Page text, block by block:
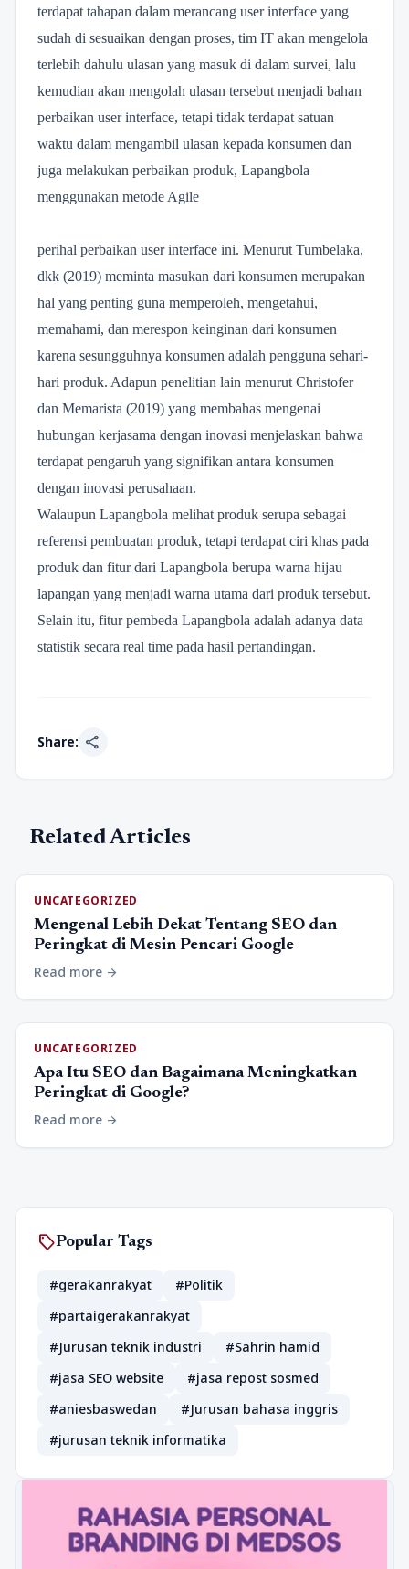
terdapat tahapan dalam merancang user interface yang
sudah di sesuaikan dengan proses, tim IT akan mengelola
terlebih dahulu ulasan yang masuk di dalam survei, lalu
kemudian akan mengolah ulasan tersebut menjadi bahan
perbaikan user interface, tetapi tidak terdapat satuan
waktu dalam mengambil ulasan kepada konsumen dan
juga melakukan perbaikan produk, Lapangbola
menggunakan metode Agile
perihal perbaikan user interface ini. Menurut Tumbelaka,
dkk (2019) meminta masukan dari konsumen merupakan
hal yang penting guna memperoleh, mengetahui,
memahami, dan merespon keinginan dari konsumen
karena sesungguhnya konsumen adalah pengguna sehari-
hari produk. Adapun penelitian lain menurut Christofer
dan Memarista (2019) yang membahas mengenai
hubungan kerjasama dengan inovasi menjelaskan bahwa
terdapat pengaruh yang signifikan antara konsumen
dengan inovasi perusahaan.
Walaupun Lapangbola melihat produk serupa sebagai
referensi pembuatan produk, tetapi terdapat ciri khas pada
produk dan fitur dari Lapangbola berupa warna hijau
lapangan yang menjadi warna utama dari produk tersebut.
Selain itu, fitur pembeda Lapangbola adalah adanya data
statistik secara real time pada hasil pertandingan.
Share: share
Related Articles
UNCATEGORIZED
Mengenal Lebih Dekat Tentang SEO dan
Peringkat di Mesin Pencari Google
Read more arrow_forward
UNCATEGORIZED
Apa Itu SEO dan Bagaimana Meningkatkan
Peringkat di Google?
Read more arrow_forward
sellPopular Tags
#gerakanrakyat
#Politik
#partaigerakanrakyat
#Jurusan teknik industri
#Sahrin hamid
#jasa SEO website
#jasa repost sosmed
#aniesbaswedan
#Jurusan bahasa inggris
#jurusan teknik informatika